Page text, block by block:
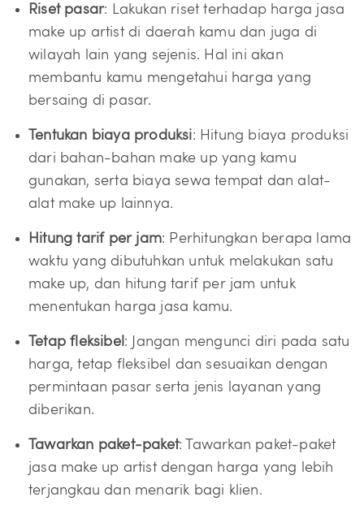
Riset pasar: Lakukan riset terhadap harga jasa
make up artist di daerah kamu dan juga di
wilayah lain yang sejenis. Hal ini akan
membantu kamu mengetahui harga yang
bersaing di pasar.
Tentukan biaya produksi: Hitung biaya produksi
dari bahan-bahan make up yang kamu
gunakan, serta biaya sewa tempat dan alat-
alat make up lainnya.
Hitung tarif per jam: Perhitungkan berapa lama
waktu yang dibutuhkan untuk melakukan satu
make up, dan hitung tarif per jam untuk
menentukan harga jasa kamu.
Tetap fleksibel : Jangan mengunci diri pada satu
harga, tetap fleksibel dan sesuaikan dengan
permintaan pasar serta jenis layanan yang
diberikan.
Tawarkan paket-paket: Tawarkan paket-paket
jasa make up artist dengan harga yang lebih
terjangkau dan menarik bagi klien.